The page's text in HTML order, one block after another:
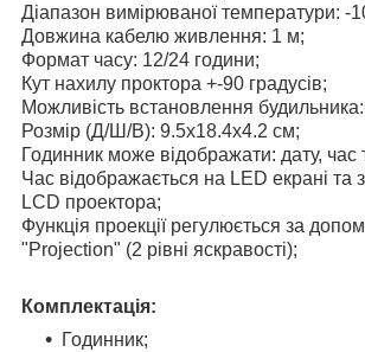
Діапазон вимірюваної температури: -
Довжина кабелю живлення: 1 м;
Формат часу: 12/24 години;
Кут нахилу проктора +-90 градусів;
Можливість встановлення будильника:
Розмір (Д/Ш/В): 9.5х18.4х4.2 см;
Годинник може відображати: дату, час
Час відображається на LED екрані та
LCD проектора;
Функція проекції регулюється за
"Projection" (2 рівні яскравості);
Комплектація:
Годинник;